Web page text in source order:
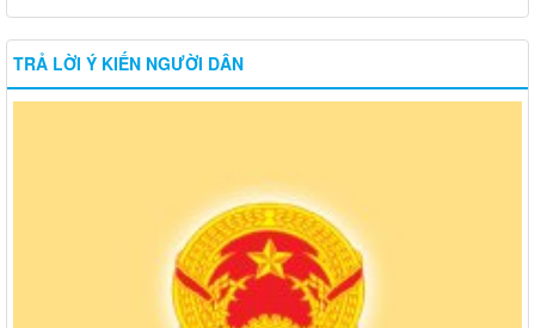
TRẢ LỜI Ý KIẾN NGƯỜI DÂN